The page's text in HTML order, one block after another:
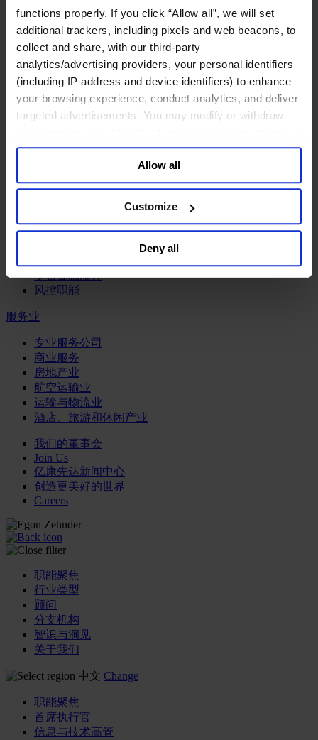
functions properly. If you click “Allow all”, we will set
additional trackers, including pixels and web beacons, to
collect and share, with our third-party
analytics/advertising providers, your personal identifiers
(including IP address and device identifiers) to enhance
your browsing experience, conduct analytics, and deliver
targeted advertisements. You may modify or withdraw
your data for targeted advertising, by clicking “Do Not
Sell or Share My Personal Information” in the footer of
the website. You must opt-out of each device and each
browser. For additional information and retention terms
general collection and use of personal information see
Allow all
Customize
Deny all
化工与过程工业咨询团队
机械与工业技术
汽车与交通设备
能源业
金属与矿业
金融服务业
投资银行、企业银行与金融市场
数字化资产、加密货币与Web 3行业
财富管理
零售金融服务
风控职能
服务业
专业服务公司
商业服务
房地产业
航空运输业
运输与物流业
酒店、旅游和休闲产业
我们的董事会
Join Us
亿康先达新闻中心
创造更美好的世界
Careers
职能聚焦
行业类型
顾问
分支机构
智识与洞见
关于我们
中文 Change
职能聚焦
首席执行官
信息与技术高管